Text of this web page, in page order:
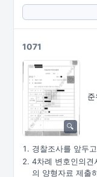
1071
경찰조사를 앞두
4차례 변호인의견
의 양형자료 제출